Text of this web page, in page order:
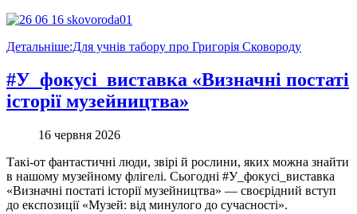
Детальніше:Для учнів табору про Григорія Сковороду
#У_фокусі_виставка «Визначні постаті
історії музейництва»
16 червня 2026
Такі-от фантастичні люди, звірі й рослини, яких можна знайти
в нашому музейному флігелі. Сьогодні #У_фокусі_виставка
«Визначні постаті історії музейництва» — своєрідний вступ
до експозиції «Музей: від минулого до сучасності».